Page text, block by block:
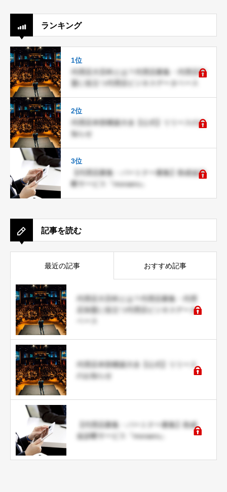
ランキング
1位
代理店大百科とは？代理店募集・代理店加
盟に役立つ代理店ビジネスデータベース
2位
代理店本部構築大全【公式】リリースのお
知らせ
3位
【代理店募集・パートナー募集】助成金診
断サービス『moraeru』
記事を読む
最近の記事 おすすめ記事
代理店大百科とは？代理店募集・代理
店加盟に役立つ代理店ビジネスデータ
代理店本部構築大全【公式】リリース
のお知らせ
【代理店募集・パートナー募集】助成
金診断サービス『moraeru』